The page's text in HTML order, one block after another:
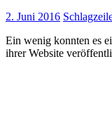
2. Juni 2016
Ein wenig konnten es
ihrer Website